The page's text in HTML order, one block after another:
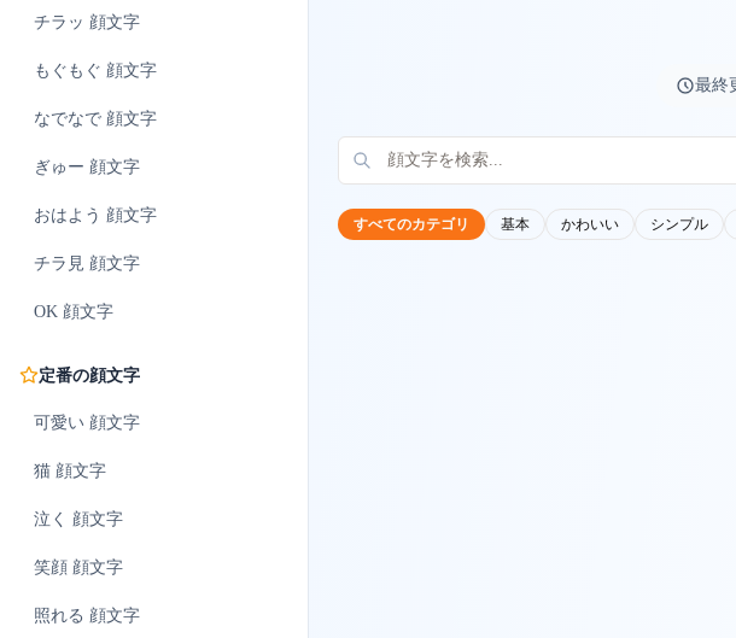
チラッ 顔文字
もぐもぐ 顔文字
なでなで 顔文字
ぎゅー 顔文字
おはよう 顔文字
チラ見 顔文字
OK 顔文字
定番の顔文字
可愛い 顔文字
猫 顔文字
泣く 顔文字
笑顔 顔文字
照れる 顔文字
最終
すべてのカテゴリ 基本 かわいい シンプル